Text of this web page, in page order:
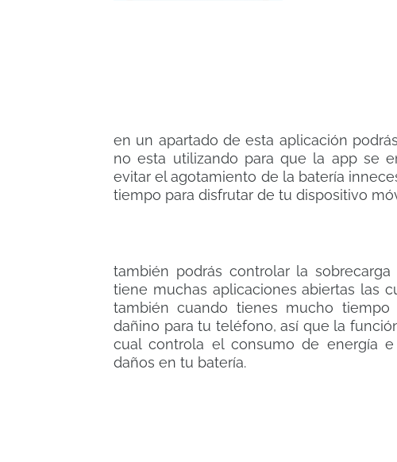
en un apartado de esta aplicación
no esta utilizando para que la app se
evitar el agotamiento de la batería
tiempo para disfrutar de tu dispositivo
también podrás controlar la
tiene muchas aplicaciones abiertas las
también cuando tienes mucho
dañino para tu teléfono, así que la
cual controla el consumo de energía
daños en tu batería.